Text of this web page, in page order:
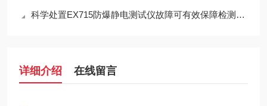
科学处置EX715防爆静电测试仪故障可有效保障检测工作正常开展
详细介绍 在线留言